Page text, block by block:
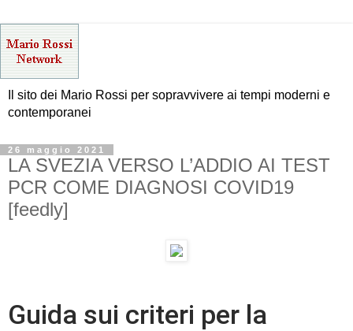
Il sito dei Mario Rossi per sopravvivere ai tempi moderni e
contemporanei
26 maggio 2021
LA SVEZIA VERSO L’ADDIO AI TEST
PCR COME DIAGNOSI COVID19
[feedly]
Guida sui criteri per la